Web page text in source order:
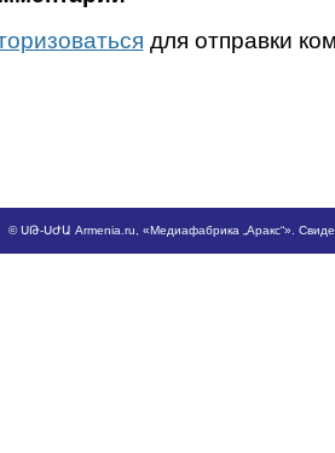
для отправки
©ՍԹ-ՍԺԱ Armenia.ru , «Медиафабрика „Аракс“».